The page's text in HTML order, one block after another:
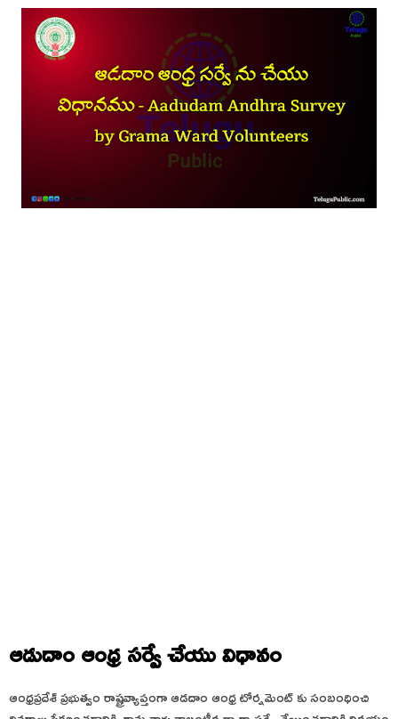
ఆడుదాం ఆంధ్ర సర్వే చేయు విధానం
ఆంధ్రప్రదేశ్ ప్రభుత్వం రాష్ట్రవ్యాప్తంగా ఆడదాం ఆంధ్ర టోర్నమెంట్ కు సంబంధించి